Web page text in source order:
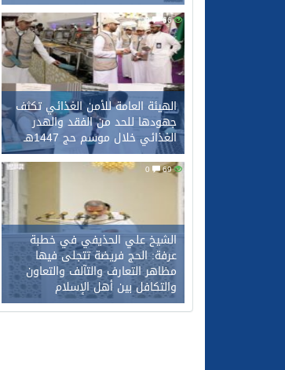
66
0
الهيئة العامة للأمن الغذائي تكثف
جهودها للحد من الفقد والهدر
الغذائي خلال موسم حج 1447هـ
69
الشيخ علي الحذيفي في خطبة
عرفة: الحج فريضة تتجلى فيها
مظاهر التعارف والتآلف والتعاون
والتكافل بين أهل الإسلام